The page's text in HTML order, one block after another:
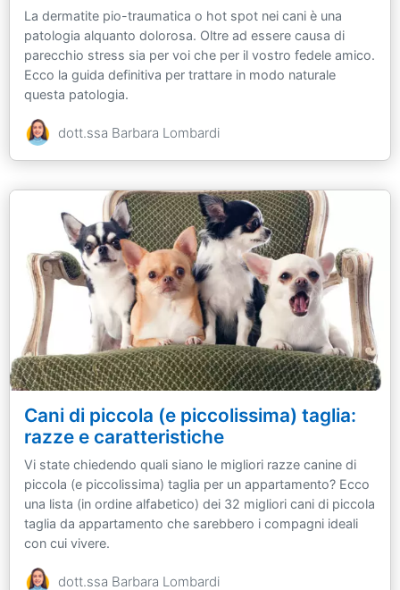
La dermatite pio-traumatica o hot spot nei cani è una
patologia alquanto dolorosa. Oltre ad essere causa di
parecchio stress sia per voi che per il vostro fedele amico.
Ecco la guida definitiva per trattare in modo naturale
questa patologia.
dott.ssa Barbara Lombardi
Cani di piccola (e piccolissima) taglia:
razze e caratteristiche
Vi state chiedendo quali siano le migliori razze canine di
piccola (e piccolissima) taglia per un appartamento? Ecco
una lista (in ordine alfabetico) dei 32 migliori cani di piccola
taglia da appartamento che sarebbero i compagni ideali
con cui vivere.
dott.ssa Barbara Lombardi